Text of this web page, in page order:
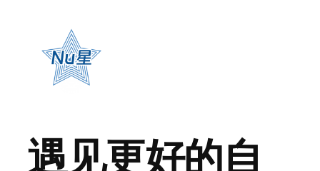
遇见更好的自